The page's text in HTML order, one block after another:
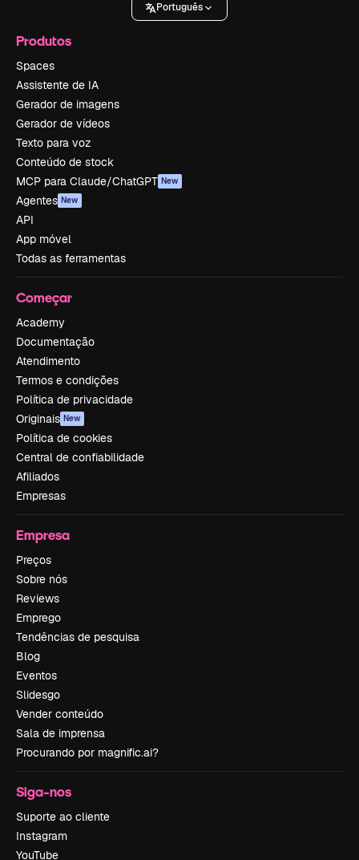
Português
Produtos
Spaces
Assistente de IA
Gerador de imagens
Gerador de vídeos
Texto para voz
Conteúdo de stock
MCP para Claude/ChatGPT New
Agentes New
API
App móvel
Todas as ferramentas
Começar
Academy
Documentação
Atendimento
Termos e condições
Política de privacidade
Originais New
Política de cookies
Central de confiabilidade
Afiliados
Empresas
Empresa
Preços
Sobre nós
Reviews
Emprego
Tendências de pesquisa
Blog
Eventos
Slidesgo
Vender conteúdo
Sala de imprensa
Procurando por magnific.ai?
Siga-nos
Suporte ao cliente
Instagram
YouTube